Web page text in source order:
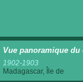
Vue panoramique du
1902-1903
Madagascar, Île de